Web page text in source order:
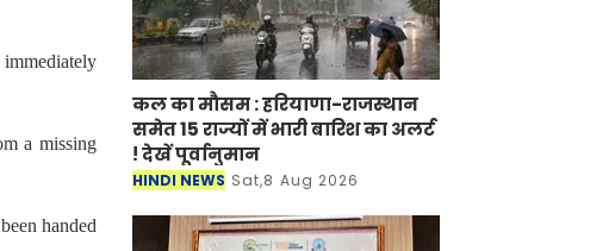
a missing
handed
कल का मौसम : हरियाणा-राजस्थान
समेत 15 राज्यों में भारी बारिश का अलर्ट
! देखें पूर्वानुमान
HINDI NEWS Sat,8 Aug 2026